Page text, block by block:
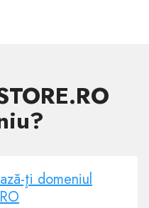
ţi domeniul